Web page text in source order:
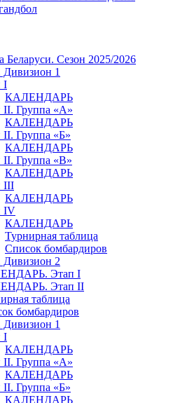
Беларуси. Сезон 2025/2026
1
I
КАЛЕНДАРЬ
II. Группа «А»
КАЛЕНДАРЬ
II. Группа «Б»
КАЛЕНДАРЬ
II. Группа «В»
КАЛЕНДАРЬ
III
КАЛЕНДАРЬ
IV
КАЛЕНДАРЬ
Турнирная таблица
Список бомбардиров
2
Этап I
Этап II
таблица
бомбардиров
1
I
КАЛЕНДАРЬ
II. Группа «А»
КАЛЕНДАРЬ
II. Группа «Б»
КАЛЕНДАРЬ